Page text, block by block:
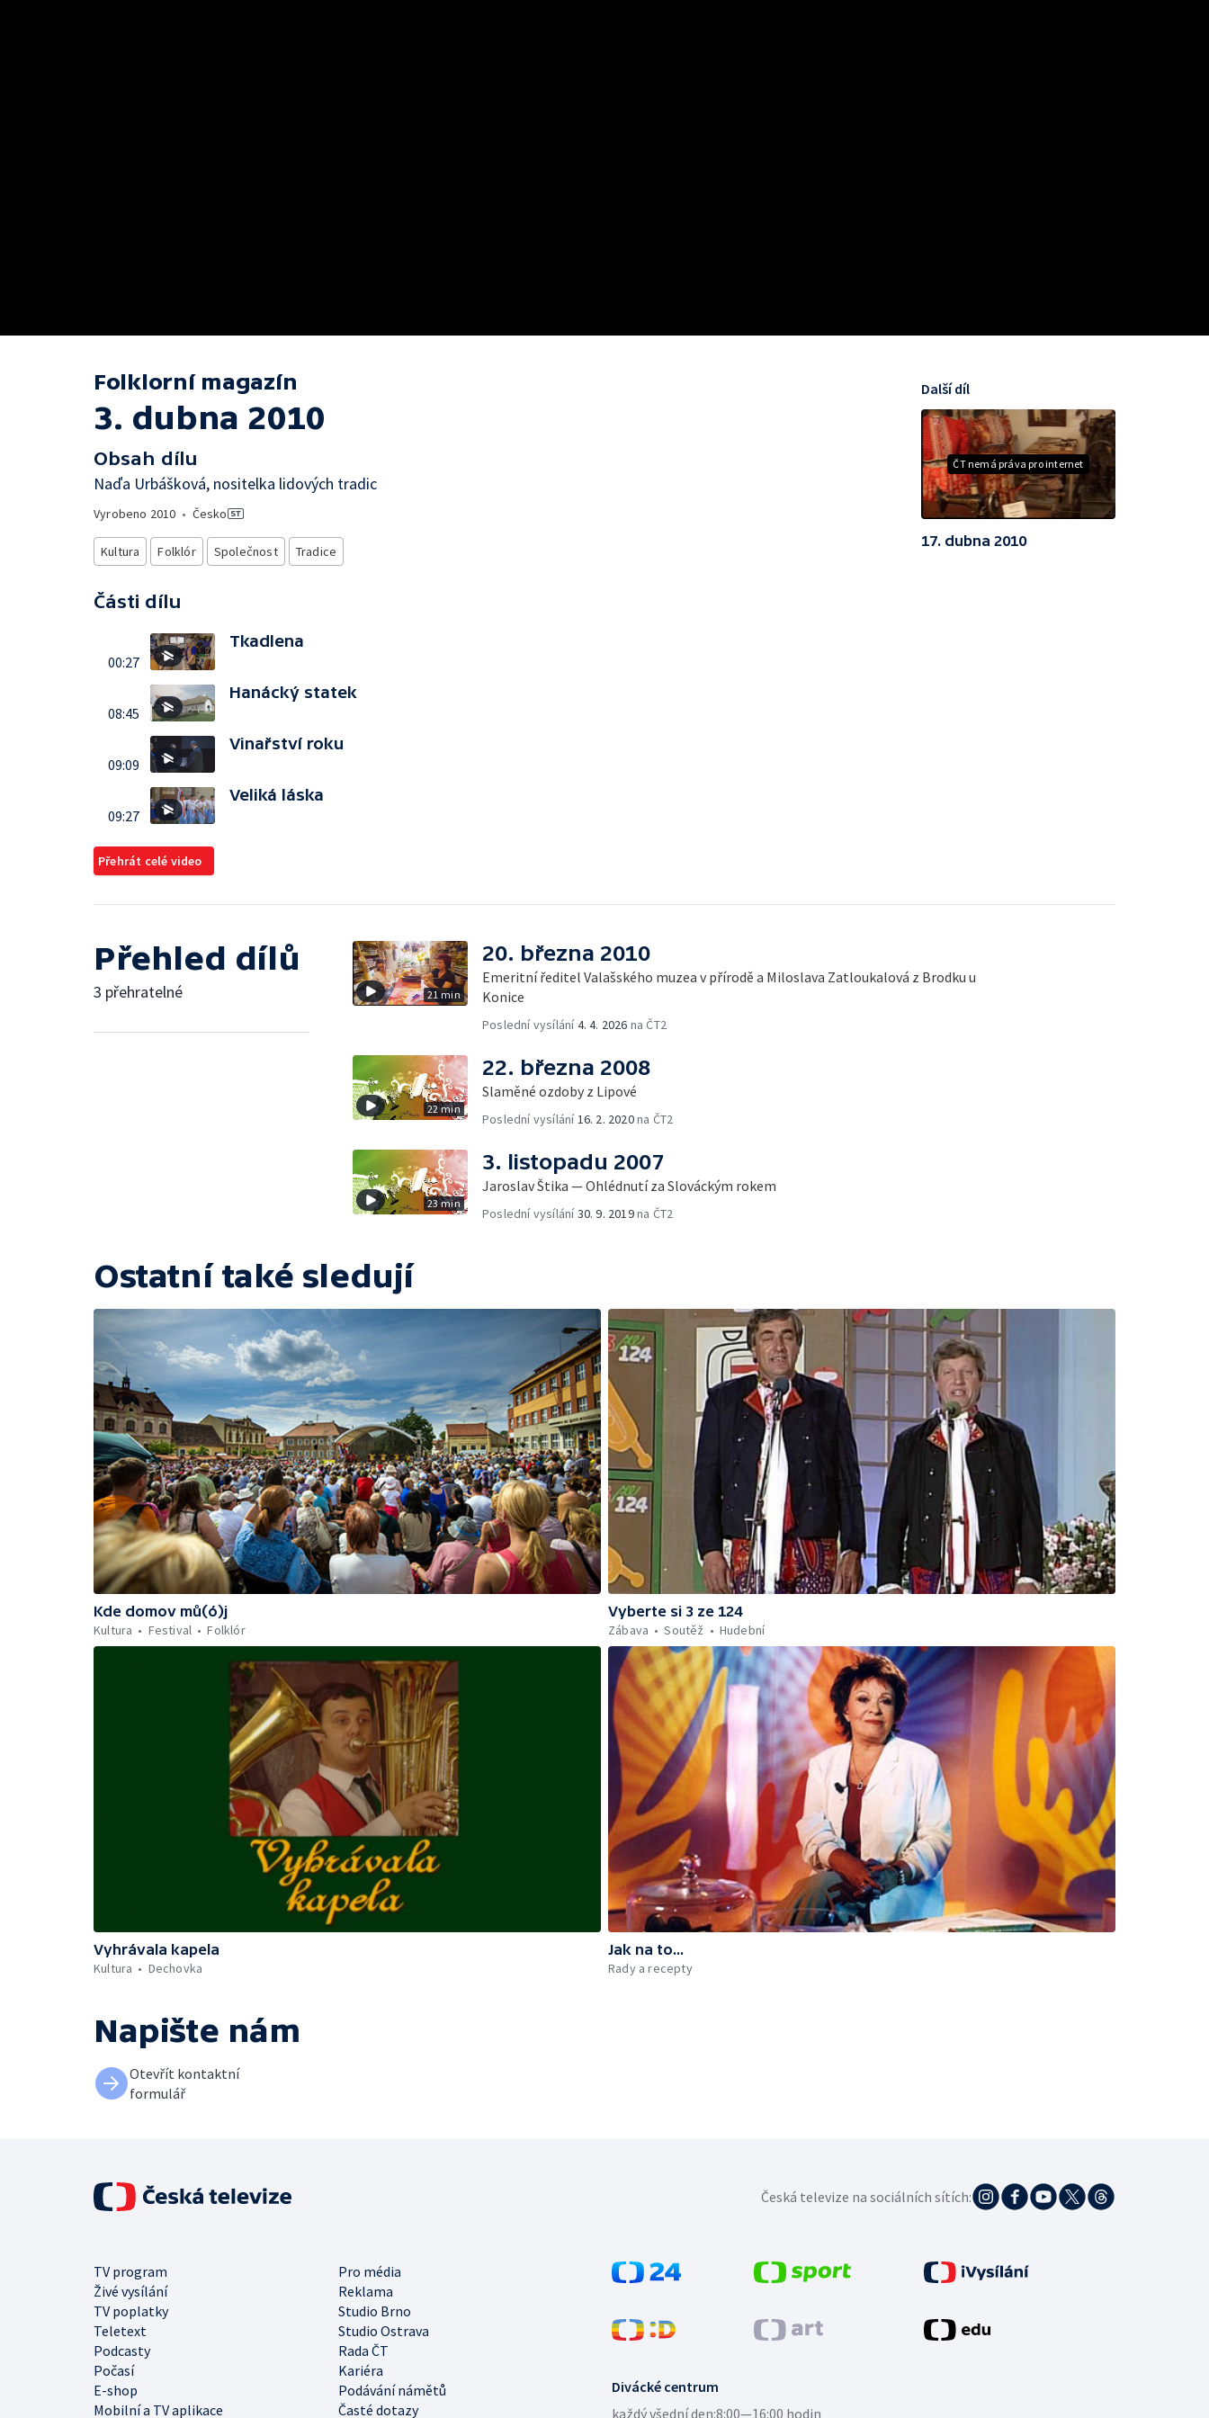
Folklorní magazín
3. dubna 2010
Obsah dílu
Naďa Urbášková, nositelka lidových tradic
Vyrobeno 2010 • Česko
Kultura Folklór Společnost Tradice
Části dílu
00:27
Tkadlena
08:45
Hanácký statek
09:09
Vinařství roku
09:27
Veliká láska
Přehrát celé video
ČT nemá práva pro internet
Další díl
17. dubna 2010
Přehled dílů
3 přehratelné 21 min
20. března 2010
Emeritní ředitel Valašského muzea v přírodě a Miloslava Zatloukalová z Brodku u
Konice
Poslední vysílání4. 4. 2026 na ČT2
22 min
22. března 2008
Slaměné ozdoby z Lipové
Poslední vysílání16. 2. 2020na ČT2
23 min
3. listopadu 2007
Jaroslav Štika — Ohlédnutí za Slováckým rokem
Poslední vysílání30. 9. 2019na ČT2
Ostatní také sledují
Kde domov mů(ó)j
Kultura
Festival Folklór
Vyberte si 3 ze 124
Zábava
Soutěž Hudební
Vyhrávala kapela
Kultura
Dechovka
Jak na to...
Rady a recepty
Napište nám
Otevřít kontaktní
formulář
Divácké centrum
každý všední den:8:00—16:00 hodin
TV program
Pro média
Živé vysílání
Reklama
TV poplatky
Studio Brno
Teletext
Studio Ostrava
Podcasty
Rada ČT
Počasí
Kariéra
E-shop
Podávání námětů
Mobilní a TV aplikace
Časté dotazy
Česká televize na sociálních sítích: